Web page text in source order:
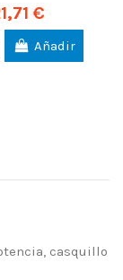
€
Añadir
casquillo